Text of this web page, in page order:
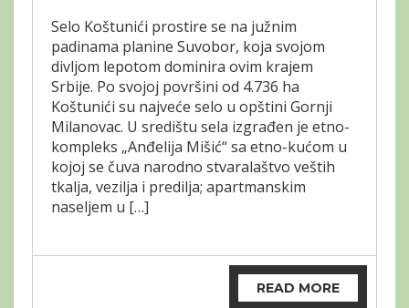
Selo Koštunići prostire se na južnim
padinama planine Suvobor, koja svojom
divljom lepotom dominira ovim krajem
Srbije. Po svojoj površini od 4.736 ha
Koštunići su najveće selo u opštini Gornji
Milanovac. U središtu sela izgrađen je etno-
kompleks „Anđelija Mišić“ sa etno-kućom u
kojoj se čuva narodno stvaralaštvo veštih
tkalja, vezilja i predilja; apartmanskim
naseljem u […]
READ MORE